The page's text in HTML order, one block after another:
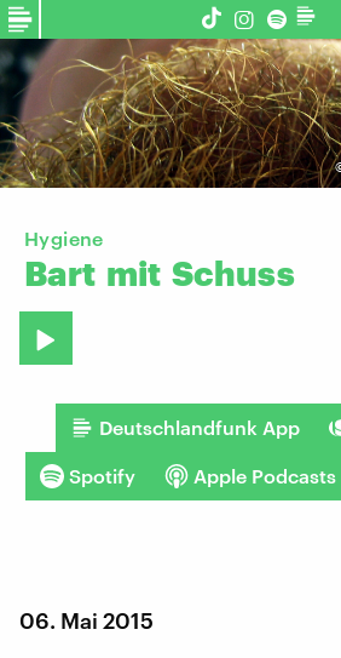
Hygiene
Bart mit Schuss
Deutschlandfunk App
Spotify Apple Podcasts
06. Mai 2015